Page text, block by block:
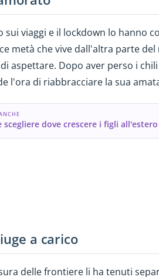
sui viaggi e il lockdown lo hanno
metà che vive dall'altra parte
aspettare. Dopo aver perso i
l'ora di riabbracciare la sua
scegliere dove crescere i figli all'estero
a carico
delle frontiere li ha tenuti